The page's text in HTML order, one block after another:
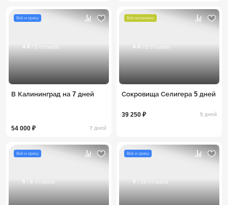
Всё и сразу
4.8 / 5 отзывов
В Калининград на 7 дней
54 000 ₽ 7 дней
Всё включено
4.8 / 5 отзывов
Сокровища Селигера 5 дней
39 250 ₽ 5 дней
Всё и сразу
5 / 6 отзывов
Всё и сразу
5 / 10 отзывов